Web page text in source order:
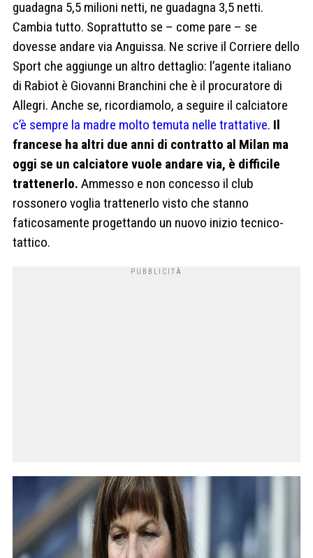
guadagna 5,5 milioni netti, ne guadagna 3,5 netti.
Cambia tutto. Soprattutto se – come pare – se
dovesse andare via Anguissa. Ne scrive il Corriere dello
Sport che aggiunge un altro dettaglio: l’agente italiano
di Rabiot è Giovanni Branchini che è il procuratore di
Allegri. Anche se, ricordiamolo, a seguire il calciatore
c’è sempre la madre molto temuta nelle trattative. Il
francese ha altri due anni di contratto al Milan ma
oggi se un calciatore vuole andare via, è difficile
trattenerlo. Ammesso e non concesso il club
rossonero voglia trattenerlo visto che stanno
faticosamente progettando un nuovo inizio tecnico-
tattico.